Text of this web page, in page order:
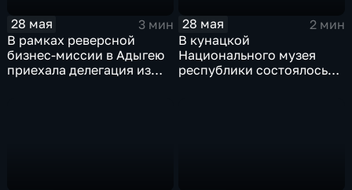
28 мая
3 мин
В рамках реверсной
бизнес-миссии в Адыгею
приехала делегация из
28 мая
2 мин
В кунацкой
Национального музея
республики состоялось